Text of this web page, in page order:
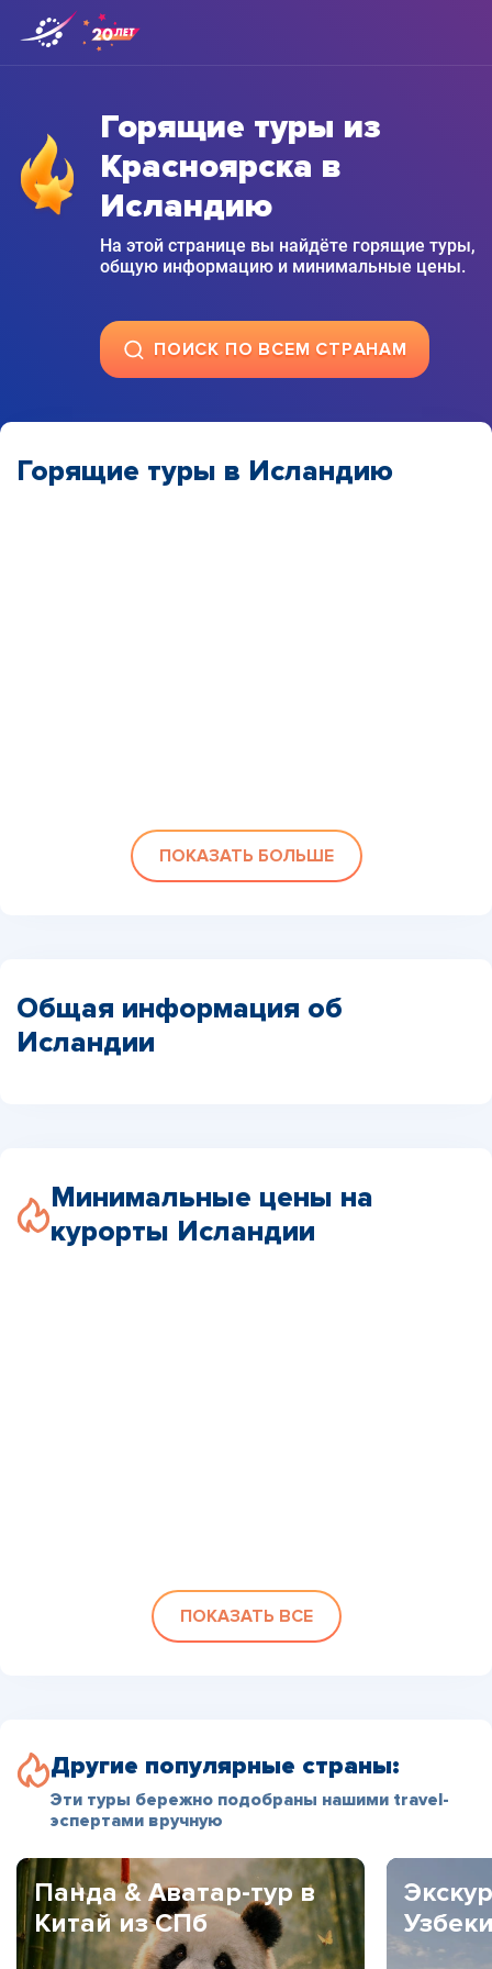
Горящие туры из
Красноярска в
Исландию
На этой странице вы найдёте горящие туры,
общую информацию и минимальные цены.
ПОИСК ПО ВСЕМ СТРАНАМ
Горящие туры в Исландию
ПОКАЗАТЬ БОЛЬШЕ
Общая информация об
Исландии
Минимальные цены на
курорты Исландии
ПОКАЗАТЬ ВСЕ
Другие популярные страны:
Эти туры бережно подобраны нашими travel-
эспертами вручную
Панда & Аватар-тур в
Китай из СПб